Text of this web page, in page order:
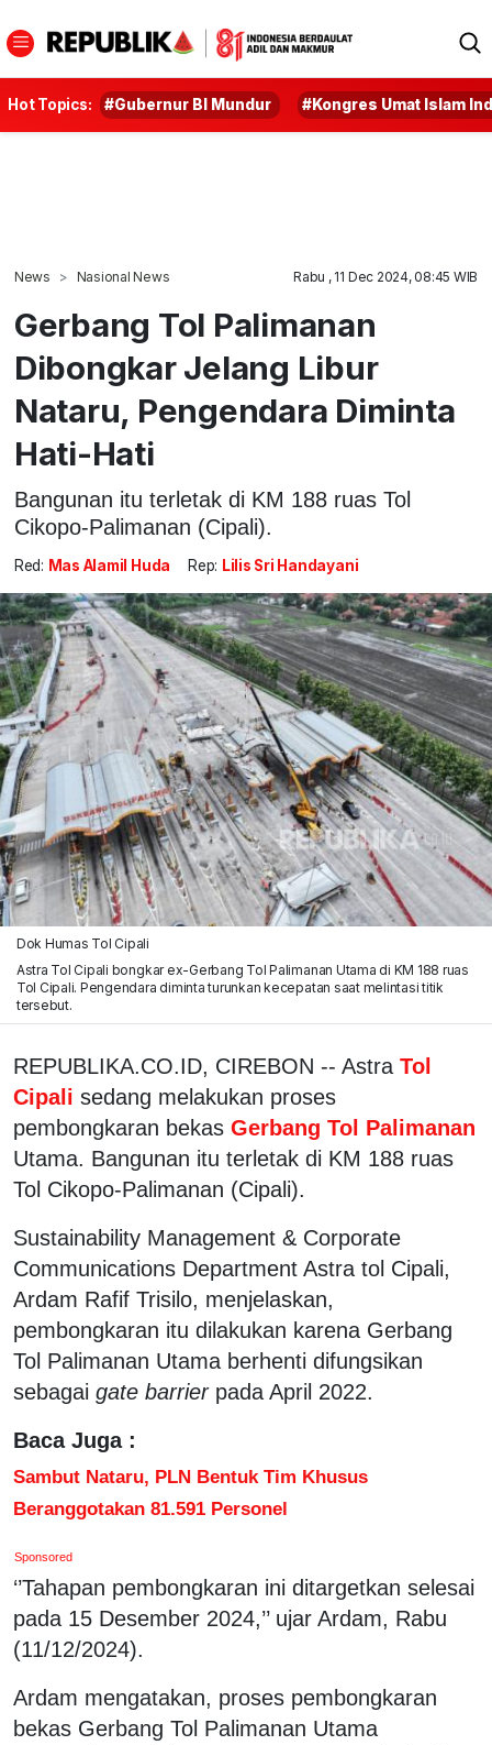
Hot Topics: #Gubernur BI Mundur #Kongres Umat Islam
News Nasional News Rabu , 11 Dec 2024, 08:45 WIB
Gerbang Tol Palimanan
Dibongkar Jelang Libur
Nataru, Pengendara Diminta
Hati-Hati
Bangunan itu terletak di KM 188 ruas Tol
Cikopo-Palimanan (Cipali).
Red: Mas Alamil Huda Rep: Lilis Sri Handayani
Dok Humas Tol Cipali
Astra Tol Cipali bongkar ex-Gerbang Tol Palimanan Utama di KM 188 ruas
Tol Cipali. Pengendara diminta turunkan kecepatan saat melintasi titik
tersebut.
REPUBLIKA.CO.ID, CIREBON -- Astra Tol
Cipali sedang melakukan proses
pembongkaran bekas Gerbang Tol Palimanan
Utama. Bangunan itu terletak di KM 188 ruas
Tol Cikopo-Palimanan (Cipali).
Sustainability Management & Corporate
Communications Department Astra tol Cipali,
Ardam Rafif Trisilo, menjelaskan,
pembongkaran itu dilakukan karena Gerbang
Tol Palimanan Utama berhenti difungsikan
sebagai gate barrierpada April 2022.
Baca Juga :
Sambut Nataru, PLN Bentuk Tim Khusus
Beranggotakan 81.591 Personel
Sponsored
‘’Tahapan pembongkaran ini ditargetkan selesai
pada 15 Desember 2024,’’ ujar Ardam, Rabu
(11/12/2024).
Ardam mengatakan, proses pembongkaran
bekas Gerbang Tol Palimanan Utama